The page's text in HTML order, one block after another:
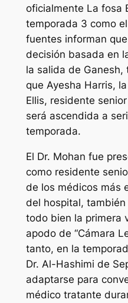
oficialmente La fosa
temporada 3 como
fuentes informan
decisión basada en
la salida de Ganesh,
que Ayesha Harris,
Ellis, residente
será ascendida a
temporada.
El Dr. Mohan fue
como residente
de los médicos más
del hospital,
todo bien la primera
apodo de “Cámara
tanto, en la
Dr. Al-Hashimi de
adaptarse para
médico tratante